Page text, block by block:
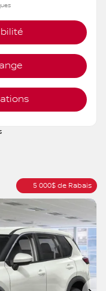
5 000$ de Rabais